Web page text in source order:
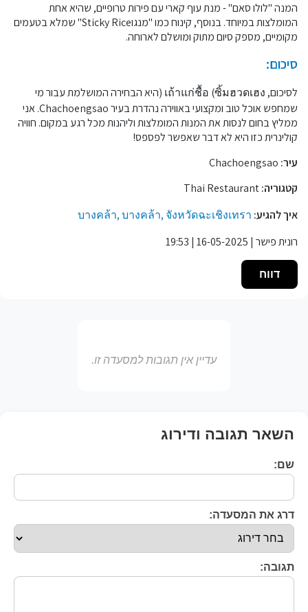
המנה "לולו סאם" - מנת עוף קארי עם פירות טרופיים, שהיא אחת
המומלצות במיוחד. בנוסף, קינוח כמו "מנגוSticky Rice" שמלא בטעמים
מקומיים, מספק סיום מתוק ומושלם לארוחה.
סיכום:
לסיכום, เถ้าแก่ชื้อ (ซิ้มฮวดเฮง (היא הבחירה המושלמת עבור מי
שמחפש אוכל טוב ומקצועי באווירה נהדרת בעיר Chachoengsao. אני
ממליץ בחום לנסות את המנות המומלצות וליהנות מכל רגע במקום. חוויה
קולינרית כזו היא לא דבר שאפשר לפספס!
עיר:
קטגוריה:
איך להגיע: บางคล้า, บางคล้า, จังหวัดฉะเชิงเทรา
רונית פישר | 16-05-2025 | 19:53
דווח
עדיין אין תגובות למסעדה זו.
השאר תגובה ודירוג
שם:
דרג את המסעדה:
תגובה: